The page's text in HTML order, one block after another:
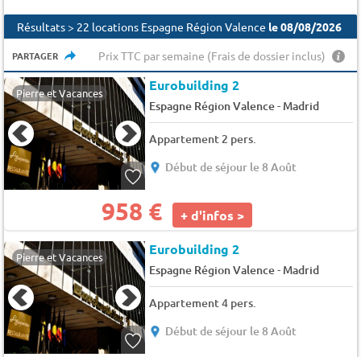
Résultats > 22 locations Espagne Région Valence le 08/08/2026
PARTAGER Prix TTC par semaine (Frais de dossier inclus)
Pierre et Vacances Eurobuilding 2
Espagne Région Valence- Madrid
Appartement 2 pers.
Début de séjour le 8 Août
958 € + d'infos >
Pierre et Vacances Eurobuilding 2
Espagne Région Valence- Madrid
Appartement 4 pers.
Début de séjour le 8 Août